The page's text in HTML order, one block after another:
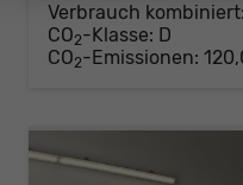
Verbrauch kombiniert:
CO2-Klasse: D
CO2-Emissionen: